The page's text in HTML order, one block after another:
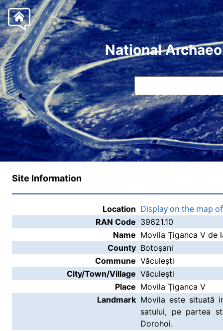
National
Site Information
Location Display on the map
RAN Code 39621.10
Name Movila Ţiganca V de
County Botoşani
Commune Văculeşti
City/Town/Village Văculeşti
Place Movila Ţiganca V
Landmark Movila este situată
satului, pe partea
Dorohoi.